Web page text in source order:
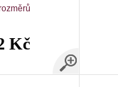
Kč